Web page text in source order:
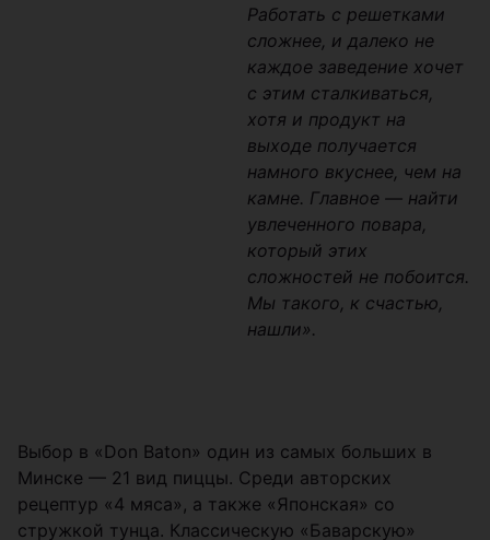
Работать с решетками
сложнее, и далеко не
каждое заведение хочет
с этим сталкиваться,
хотя и продукт на
выходе получается
намного вкуснее, чем на
камне. Главное — найти
увлеченного повара,
который этих
сложностей не побоится.
Мы такого, к счастью,
нашли».
Выбор в «Don Baton» один из самых больших в
Минске — 21 вид пиццы. Среди авторских
рецептур «4 мяса», а также «Японская» со
стружкой тунца. Классическую «Баварскую»